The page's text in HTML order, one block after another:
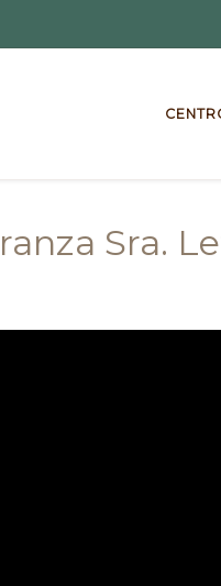
Sra.